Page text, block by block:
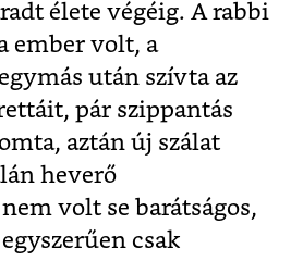
élete végéig. A rabbi
ember volt, a
után szívta az
pár szippantás
aztán új szálat
heverő
volt se barátságos,
csak